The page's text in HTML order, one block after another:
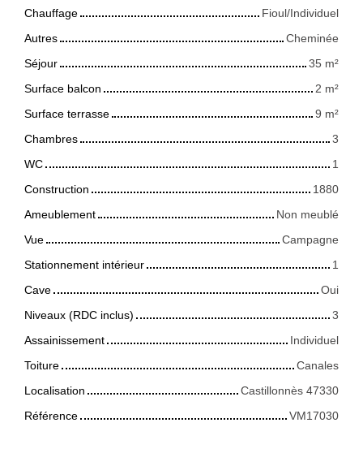
Chauffage
Fioul/Individuel
Autres
Cheminée
Séjour
35 m²
Surface balcon
2 m²
Surface terrasse
9 m²
Chambres
3
WC
1
Construction
1880
Ameublement
Non meublé
Vue
Campagne
Stationnement intérieur
1
Cave
Oui
Niveaux (RDC inclus)
3
Assainissement
Individuel
Toiture
Canales
Localisation
Castillonnès 47330
Référence
VM17030